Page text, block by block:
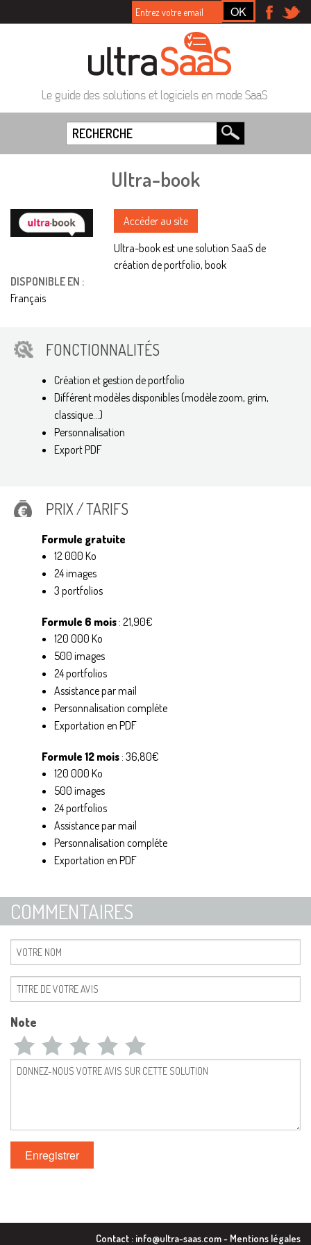
Le guide des solutions et logiciels en mode SaaS
Ultra-book
Accéder au site
Ultra-book est une solution SaaS de
création de portfolio, book
DISPONIBLE EN :
Français
FONCTIONNALITÉS
Création et gestion de portfolio
Différent modèles disponibles (modèle zoom, grim,
classique...)
Personnalisation
Export PDF
PRIX / TARIFS
Formule gratuite
12 000 Ko
24 images
3 portfolios
Formule 6 mois : 21,90€
120 000 Ko
500 images
24 portfolios
Assistance par mail
Personnalisation compléte
Exportation en PDF
Formule 12 mois : 36,80€
120 000 Ko
500 images
24 portfolios
Assistance par mail
Personnalisation compléte
Exportation en PDF
COMMENTAIRES
Note
Contact : info@ultra-saas.com- Mentions légales